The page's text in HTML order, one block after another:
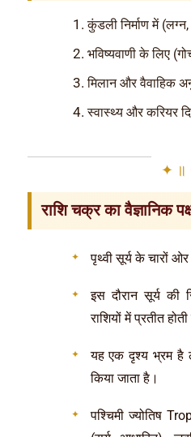
कुंडली निर्माण में (लग्न,
भविष्यवाणी के लिए
मिलान और वैवाहिक
स्वास्थ्य और करियर
राशि चक्र का वैज्ञानिक
पृथ्वी सूर्य के चारों
इस दौरान सूर्य की
राशियों में प्रतीत
यह एक दृश्य भ्रम है
किया जाता है।
पश्चिमी ज्योतिष